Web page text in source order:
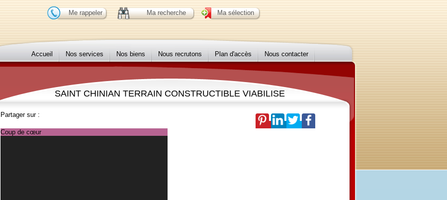
Me rappeler Ma recherche Ma sélection
Accueil Nos services Nos biens Nous recrutons Plan d'accès Nous contacter
SAINT CHINIAN TERRAIN CONSTRUCTIBLE VIABILISE
Partager sur :
Coup de cœur